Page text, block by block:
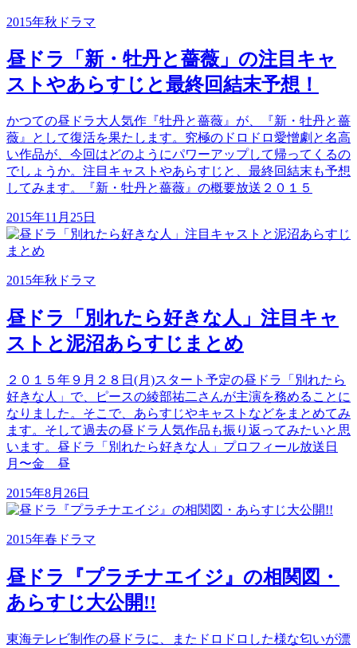
2015年秋ドラマ
昼ドラ「新・牡丹と薔薇」の注目キャ
ストやあらすじと最終回結末予想！
かつての昼ドラ大人気作『牡丹と薔薇』が、『新・牡丹と薔
薇』として復活を果たします。究極のドロドロ愛憎劇と名高
い作品が、今回はどのようにパワーアップして帰ってくるの
でしょうか。注目キャストやあらすじと、最終回結末も予想
してみます。『新・牡丹と薔薇』の概要放送２０１５
2015年11月25日
2015年秋ドラマ
昼ドラ「別れたら好きな人」注目キャ
ストと泥沼あらすじまとめ
２０１５年９月２８日(月)スタート予定の昼ドラ「別れたら
好きな人」で、ピースの綾部祐二さんが主演を務めることに
なりました。そこで、あらすじやキャストなどをまとめてみ
ます。そして過去の昼ドラ人気作品も振り返ってみたいと思
います。昼ドラ「別れたら好きな人」プロフィール放送日
月〜金 昼
2015年8月26日
2015年春ドラマ
昼ドラ『プラチナエイジ』の相関図・
あらすじ大公開!!
東海テレビ制作の昼ドラに、またドロドロした様な匂いが漂